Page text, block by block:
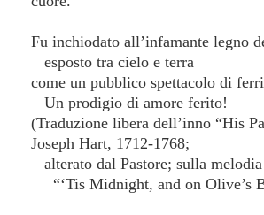
Fu inchiodato all’infamante legno
esposto tra cielo e terra
come un pubblico spettacolo di
Un prodigio di amore ferito!
(Traduzione libera dell’inno “His
Joseph Hart, 1712-1768;
alterato dal Pastore; sulla
“‘Tis Midnight, and on Olive’s